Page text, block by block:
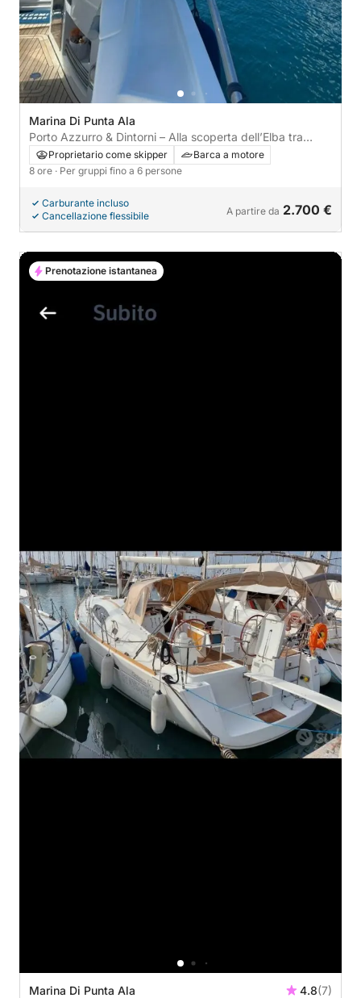
Marina Di Punta Ala
Porto Azzurro & Dintorni – Alla scoperta dell’Elba tra
Mare e Tradizione
Proprietario come skipper
Barca a motore
8 ore · Per gruppi fino a 6 persone
Carburante incluso
Cancellazione flessibile
A partire da 2.700 €
Marina Di Punta Ala 4.8(7)
Prenotazione istantanea